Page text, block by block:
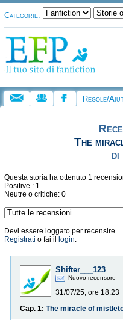
Categorie:
Regole/
The
di
Questa storia ha ottenuto 1
Positive : 1
Neutre o critiche: 0
Devi essere loggato per recensire.
Registrati o fai il login.
Shifter___123
Nuovo recensore
31/07/25, ore 18:23
Cap. 1: The miracle of